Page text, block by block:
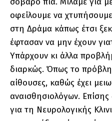
οφείλουμε να
στη Δράμα κάπως έτσι
έφτασαν να μην έχουν
Υπάρχουν κι άλλα
διαρκώς. Όπως το
αίθουσες, καθώς έχει
αναισθησιολόγων. Επίσης
για τη Νευρολογικής